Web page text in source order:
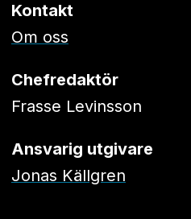
Kontakt
Om oss
Chefredaktör
Frasse Levinsson
Ansvarig utgivare
Jonas Källgren